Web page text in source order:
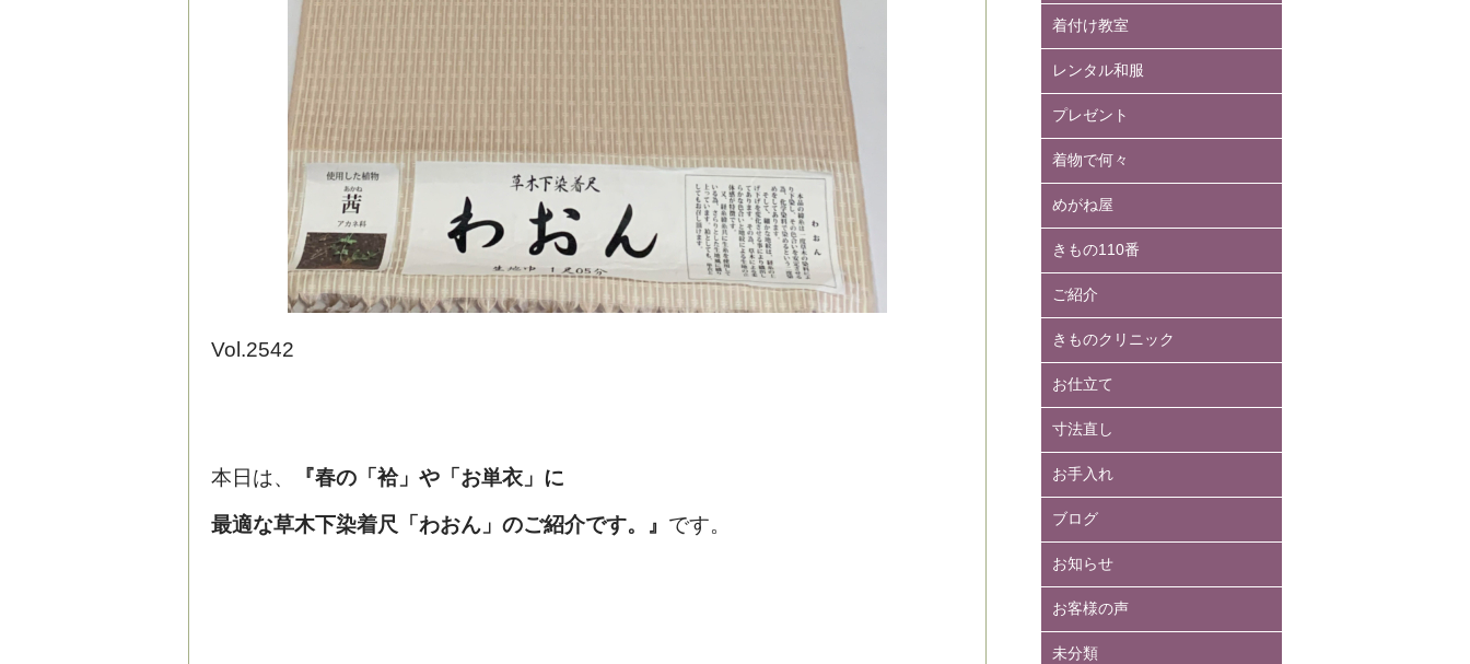
Vol.2542
本日は、 『春の「袷」や「お単衣」に
最適な草木下染着尺「わおん」のご紹介です。』 です。
着付け教室
レンタル和服
プレゼント
着物で何々
めがね屋
きもの110番
ご紹介
きものクリニック
お仕立て
寸法直し
お手入れ
ブログ
お知らせ
お客様の声
未分類